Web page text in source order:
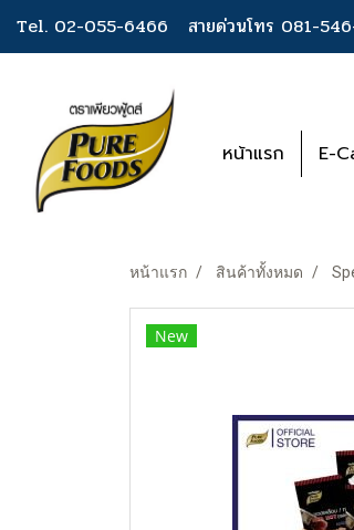
Tel. 02-055-6466 สายด่วนโทร 081-
หน้าแรก E-
หน้าแรก สินค้าทั้งหมด
New